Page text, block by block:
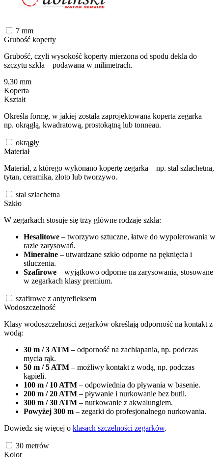
7 mm
Grubość koperty
Grubość, czyli wysokość koperty mierzona od spodu dekla do
szczytu szkła – podawana w milimetrach.
9,30 mm
Koperta
Kształt
Określa formę, w jakiej została zaprojektowana koperta zegarka –
np. okrągłą, kwadratową, prostokątną lub tonneau.
okrągły
Materiał
Materiał, z którego wykonano kopertę zegarka – np. stal szlachetna,
tytan, ceramika, złoto lub tworzywo.
stal szlachetna
Szkło
W zegarkach stosuje się trzy główne rodzaje szkła:
Hesalitowe – tworzywo sztuczne, łatwe do wypolerowania w
razie zarysowań.
Mineralne – utwardzane szkło odporne na pęknięcia i
stłuczenia.
Szafirowe – wyjątkowo odporne na zarysowania, stosowane
w zegarkach klasy premium.
szafirowe z antyrefleksem
Wodoszczelność
Klasy wodoszczelności zegarków określają odporność na kontakt z
wodą:
30 m / 3 ATM – odporność na zachlapania, np. podczas
mycia rąk.
50 m / 5 ATM – możliwy kontakt z wodą, np. podczas
kąpieli.
100 m / 10 ATM – odpowiednia do pływania w basenie.
200 m / 20 ATM – pływanie i nurkowanie bez butli.
300 m / 30 ATM – nurkowanie z akwalungiem.
Powyżej 300 m – zegarki do profesjonalnego nurkowania.
Dowiedz się więcej o klasach szczelności zegarków.
30 metrów
Kolor